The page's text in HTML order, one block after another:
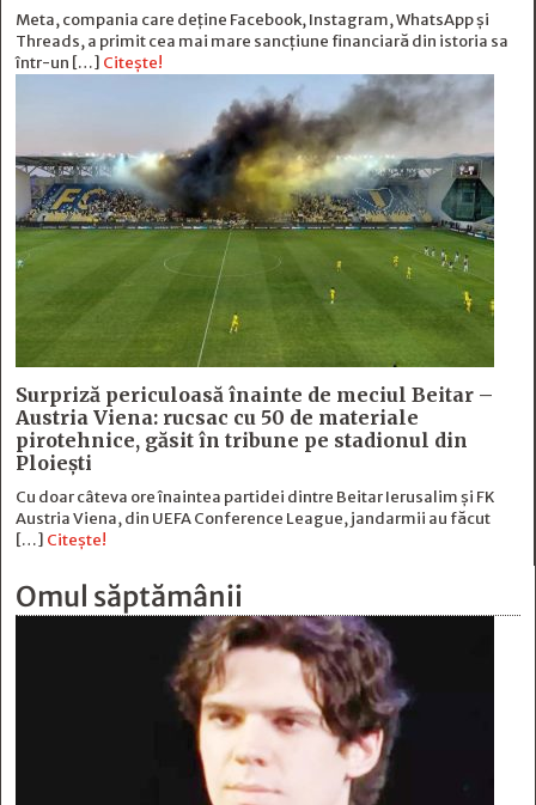
Meta, compania care deține Facebook, Instagram, WhatsApp și
Threads, a primit cea mai mare sancțiune financiară din istoria sa
într-un […] Citește!
Surpriză periculoasă înainte de meciul Beitar –
Austria Viena: rucsac cu 50 de materiale
pirotehnice, găsit în tribune pe stadionul din
Ploiești
Cu doar câteva ore înaintea partidei dintre Beitar Ierusalim și FK
Austria Viena, din UEFA Conference League, jandarmii au făcut
[…] Citește!
Omul săptămânii